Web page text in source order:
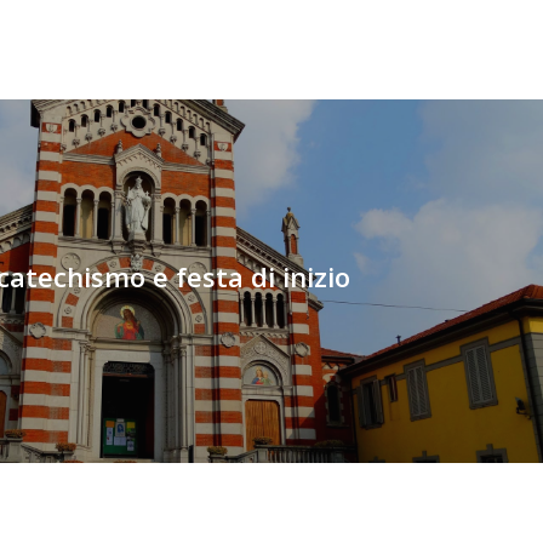
e festa di inizio